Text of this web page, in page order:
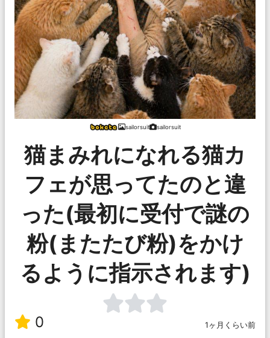
sailorsuit sailorsuit
猫まみれになれる猫カ
フェが思ってたのと違
った(最初に受付で謎の
粉(またたび粉)をかけ
るように指示されます)
0 1ヶ月くらい前